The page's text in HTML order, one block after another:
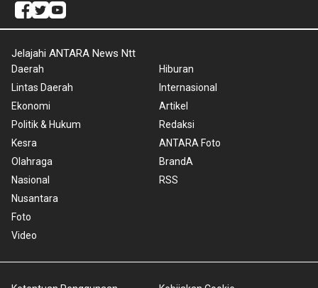
Jelajahi ANTARA News Ntt
Daerah
Lintas Daerah
Ekonomi
Politik & Hukum
Kesra
Olahraga
Nasional
Nusantara
Foto
Video
Hiburan
Internasional
Artikel
Redaksi
ANTARA Foto
BrandA
RSS